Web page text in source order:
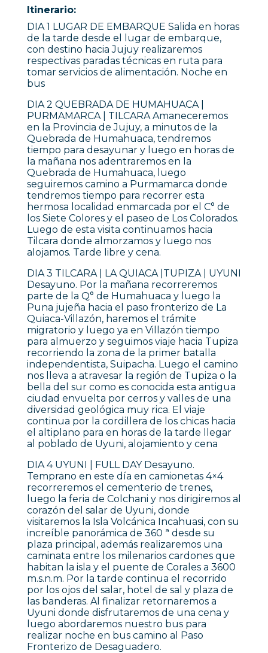
Itinerario:
DIA 1 LUGAR DE EMBARQUE Salida en horas
de la tarde desde el lugar de embarque,
con destino hacia Jujuy realizaremos
respectivas paradas técnicas en ruta para
tomar servicios de alimentación. Noche en
bus
DIA 2 QUEBRADA DE HUMAHUACA |
PURMAMARCA | TILCARA Amaneceremos
en la Provincia de Jujuy, a minutos de la
Quebrada de Humahuaca, tendremos
tiempo para desayunar y luego en horas de
la mañana nos adentraremos en la
Quebrada de Humahuaca, luego
seguiremos camino a Purmamarca donde
tendremos tiempo para recorrer esta
hermosa localidad enmarcada por el C° de
los Siete Colores y el paseo de Los Colorados.
Luego de esta visita continuamos hacia
Tilcara donde almorzamos y luego nos
alojamos. Tarde libre y cena.
DIA 3 TILCARA | LA QUIACA |TUPIZA | UYUNI
Desayuno. Por la mañana recorreremos
parte de la Q° de Humahuaca y luego la
Puna jujeña hacia el paso fronterizo de La
Quiaca-Villazón, haremos el trámite
migratorio y luego ya en Villazón tiempo
para almuerzo y seguimos viaje hacia Tupiza
recorriendo la zona de la primer batalla
independentista, Suipacha. Luego el camino
nos lleva a atravesar la región de Tupiza o la
bella del sur como es conocida esta antigua
ciudad envuelta por cerros y valles de una
diversidad geológica muy rica. El viaje
continua por la cordillera de los chicas hacia
el altiplano para en horas de la tarde llegar
al poblado de Uyuni, alojamiento y cena
DIA 4 UYUNI | FULL DAY Desayuno.
Temprano en este día en camionetas 4×4
recorreremos el cementerio de trenes,
luego la feria de Colchani y nos dirigiremos al
corazón del salar de Uyuni, donde
visitaremos la Isla Volcánica Incahuasi, con su
increíble panorámica de 360 ª desde su
plaza principal, además realizaremos una
caminata entre los milenarios cardones que
habitan la isla y el puente de Corales a 3600
m.s.n.m. Por la tarde continua el recorrido
por los ojos del salar, hotel de sal y plaza de
las banderas. Al finalizar retornaremos a
Uyuni donde disfrutaremos de una cena y
luego abordaremos nuestro bus para
realizar noche en bus camino al Paso
Fronterizo de Desaguadero.